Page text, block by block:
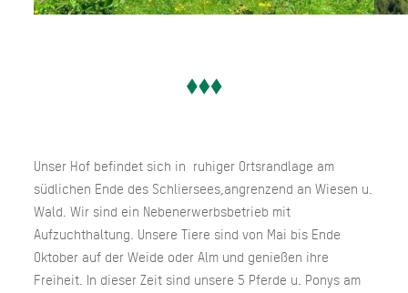
Unser Hof befindet sich in ruhiger Ortsrandlage am
südlichen Ende des Schliersees,angrenzend an Wiesen u.
Wald. Wir sind ein Nebenerwerbsbetrieb mit
Aufzuchthaltung. Unsere Tiere sind von Mai bis Ende
Oktober auf der Weide oder Alm und genießen ihre
Freiheit. In dieser Zeit sind unsere 5 Pferde u. Ponys am